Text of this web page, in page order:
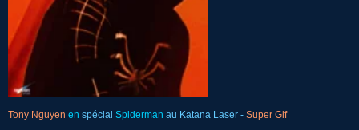
Tony Nguyen en spécial Spiderman au Katana Laser - Super Gif